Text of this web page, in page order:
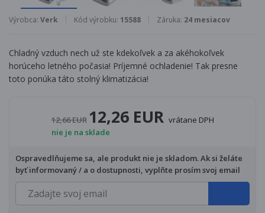
Výrobca: Verk Kód výrobku: 15588 Záruka: 24 mesiacov
Chladný vzduch nech už ste kdekoľvek a za akéhokoľvek
horúceho letného počasia! Príjemné ochladenie! Tak presne
toto ponúka táto stolný klimatizácia!
12,66 EUR 12,26 EUR vrátane DPH
nie je na sklade
Ospravedlňujeme sa, ale produkt nie je skladom. Ak si želáte
byť informovaný / a o dostupnosti, vyplňte prosím svoj email